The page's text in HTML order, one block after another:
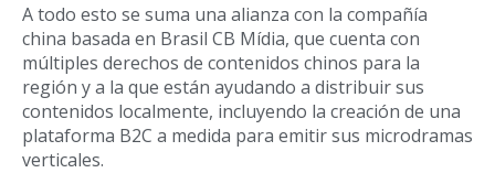
A todo esto se suma una alianza con la compañía
china basada en Brasil CB Mídia, que cuenta con
múltiples derechos de contenidos chinos para la
región y a la que están ayudando a distribuir sus
contenidos localmente, incluyendo la creación de una
plataforma B2C a medida para emitir sus microdramas
verticales.